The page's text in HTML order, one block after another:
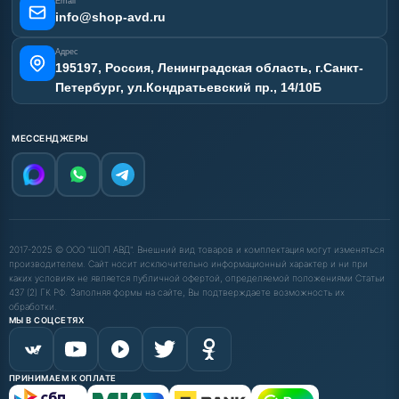
info@shop-avd.ru
Адрес
195197, Россия, Ленинградская область, г.Санкт-
Петербург, ул.Кондратьевский пр., 14/10Б
МЕССЕНДЖЕРЫ
2017-2025 © ООО "ШОП АВД". Внешний вид товаров и комплектация могут изменяться
производителем. Сайт носит исключительно информационный характер и ни при
каких условиях не является публичной офертой, определяемой положениями Статьи
437 (2) ГК РФ. Заполняя формы на сайте, Вы подтверждаете возможность их
обработки.
МЫ В СОЦСЕТЯХ
ПРИНИМАЕМ К ОПЛАТЕ